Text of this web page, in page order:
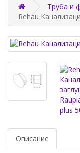
Труба и
Rehau
Описание